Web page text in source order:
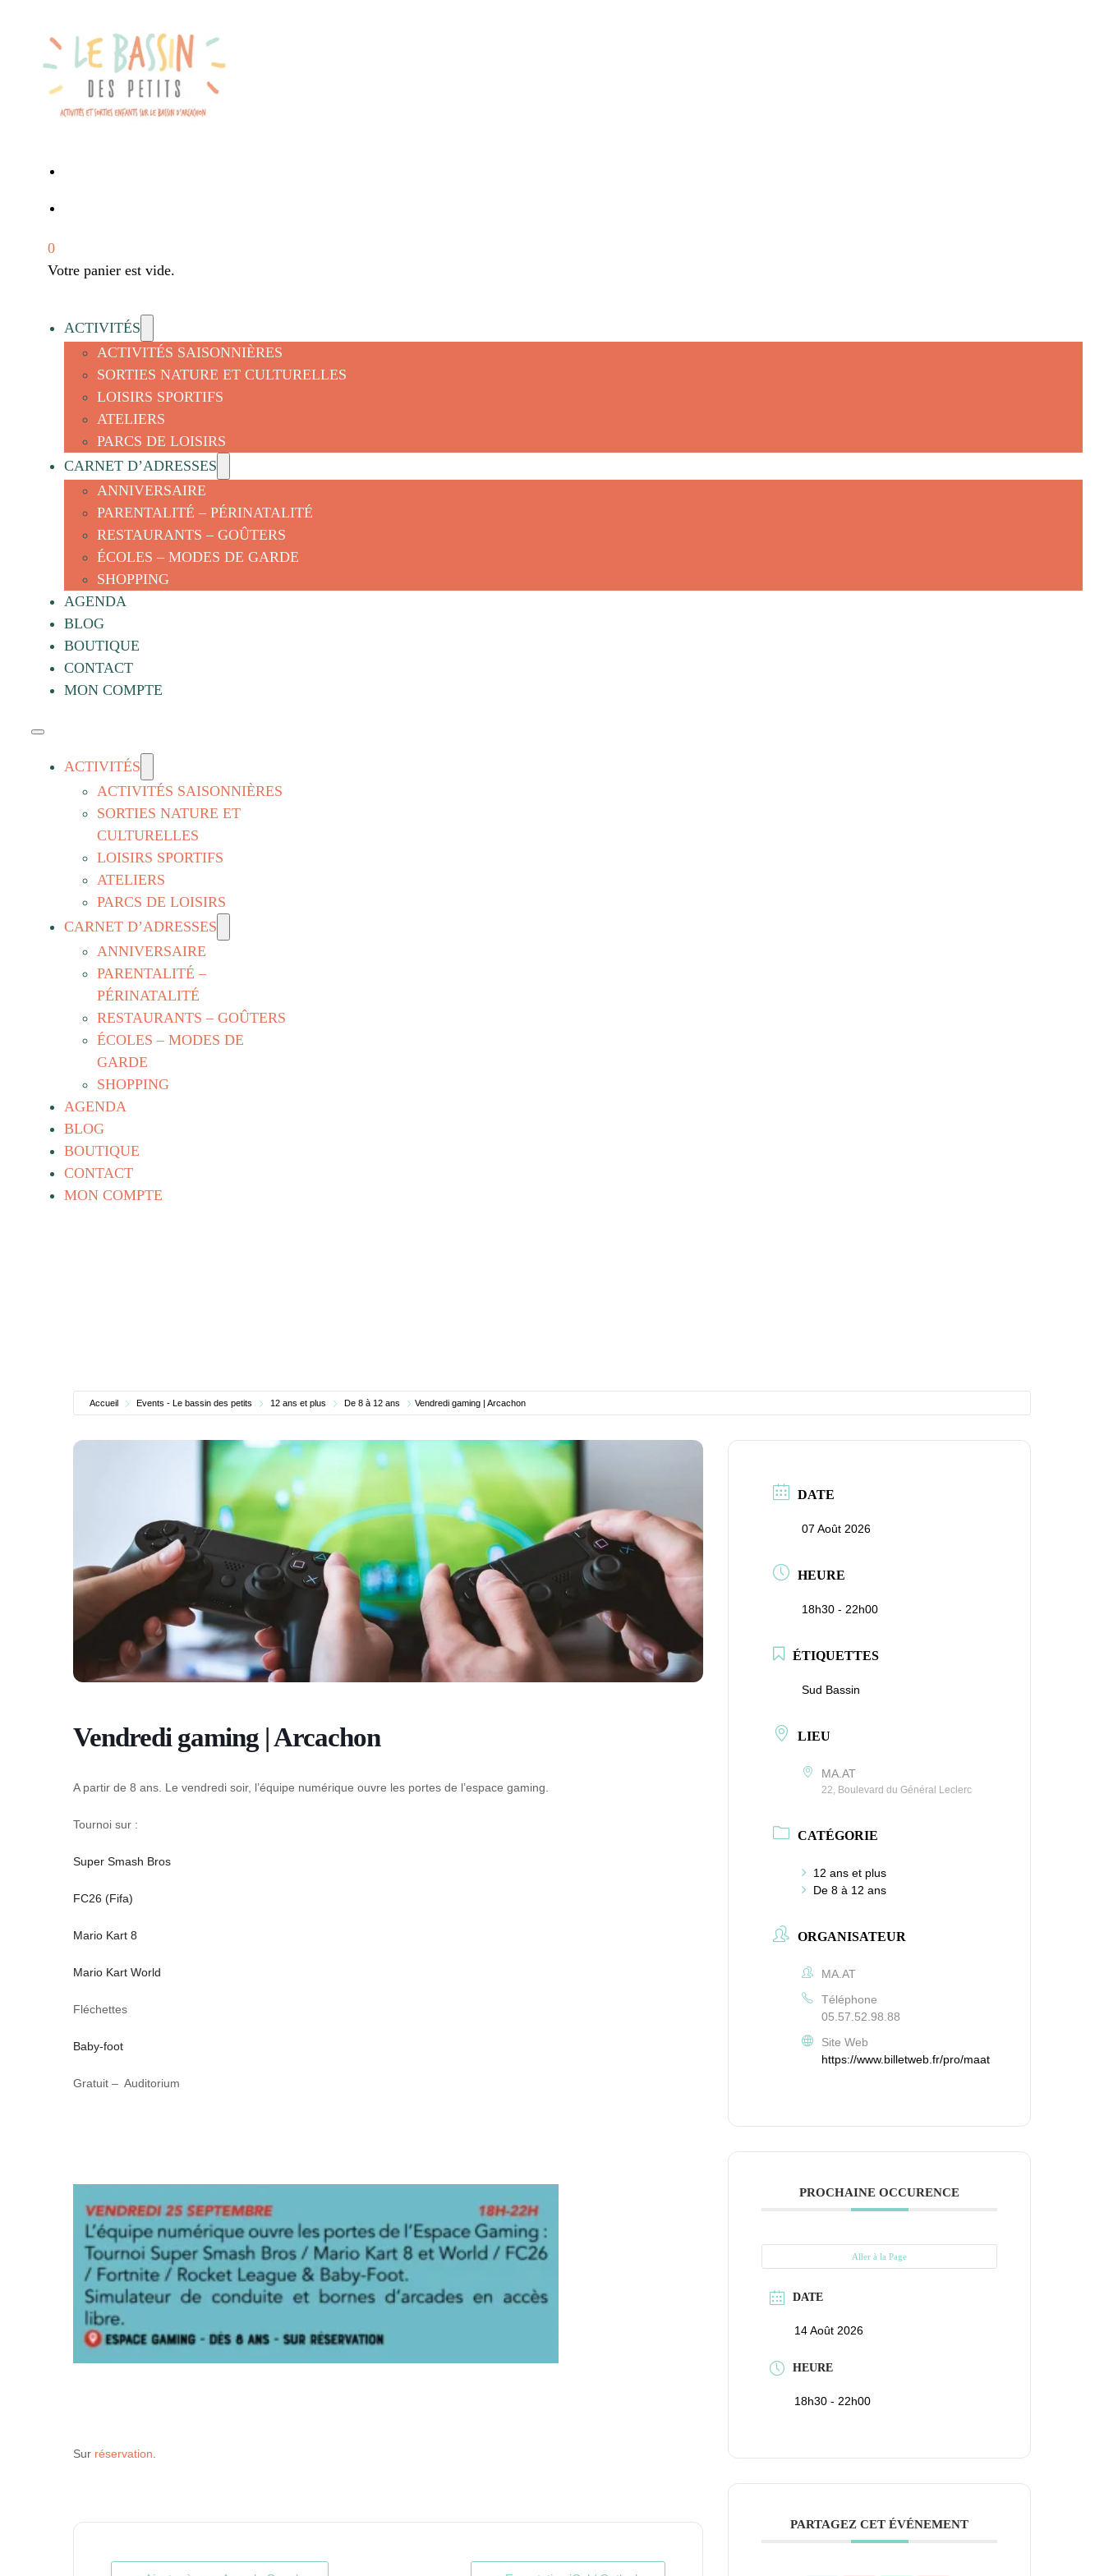
0
Votre panier est vide.
ACTIVITÉS
ACTIVITÉS SAISONNIÈRES
SORTIES NATURE ET CULTURELLES
LOISIRS SPORTIFS
ATELIERS
PARCS DE LOISIRS
CARNET D’ADRESSES
ANNIVERSAIRE
PARENTALITÉ – PÉRINATALITÉ
RESTAURANTS – GOÛTERS
ÉCOLES – MODES DE GARDE
SHOPPING
AGENDA
BLOG
BOUTIQUE
CONTACT
MON COMPTE
ACTIVITÉS
ACTIVITÉS SAISONNIÈRES
SORTIES NATURE ET
CULTURELLES
LOISIRS SPORTIFS
ATELIERS
PARCS DE LOISIRS
CARNET D’ADRESSES
ANNIVERSAIRE
PARENTALITÉ –
PÉRINATALITÉ
RESTAURANTS – GOÛTERS
ÉCOLES – MODES DE
GARDE
SHOPPING
AGENDA
BLOG
BOUTIQUE
CONTACT
MON COMPTE
Accueil Events - Le bassin des petits 12 ans et plus De 8 à 12 ans Vendredi gaming | Arcachon
Vendredi gaming | Arcachon
A partir de 8 ans. Le vendredi soir, l’équipe numérique ouvre les portes de l’espace gaming.
Tournoi sur :
Super Smash Bros
FC26 (Fifa)
Mario Kart 8
Mario Kart World
Fléchettes
Baby-foot
Gratuit – Auditorium
Sur réservation
DATE
07 Août 2026
HEURE
18h30 - 22h00
ÉTIQUETTES
Sud Bassin
LIEU
MA.AT
22, Boulevard du Général Leclerc
CATÉGORIE
12 ans et plus
De 8 à 12 ans
ORGANISATEUR
MA.AT
Téléphone
05.57.52.98.88
Site Web
https://www.billetweb.fr/pro/maat
PROCHAINE OCCURENCE
Aller à la Page
DATE
14 Août 2026
HEURE
18h30 - 22h00
PARTAGEZ CET ÉVÉNEMENT